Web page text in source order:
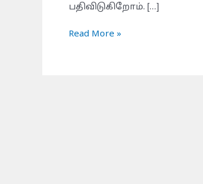
பதிவிடுகிறோம். […]
Read More »